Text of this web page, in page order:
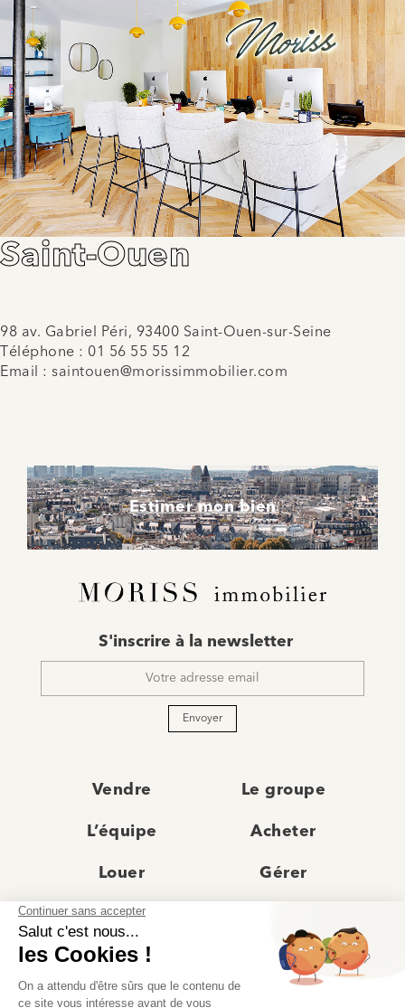
Saint-Ouen
98 av. Gabriel Péri, 93400 Saint-Ouen-sur-Seine
Téléphone : 01 56 55 55 12
Email : saintouen@morissimmobilier.com
Estimer mon bien
mail
S'inscrire à la newsletter
Envoyer
Vendre Le groupe
L’équipe Acheter
Louer Gérer
Actualités
Recrutement Avis clients
Prestige